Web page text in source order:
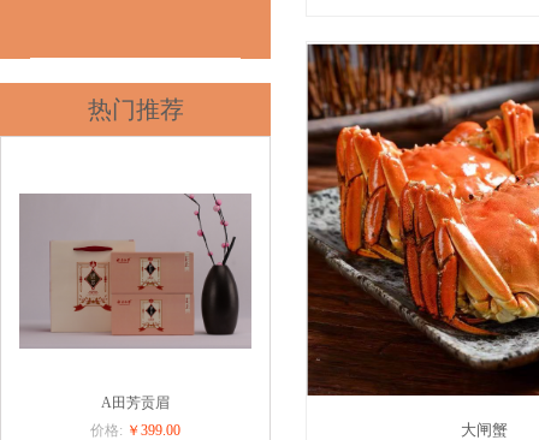
热门推荐
A田芳贡眉
价格: ￥399.00 大闸蟹